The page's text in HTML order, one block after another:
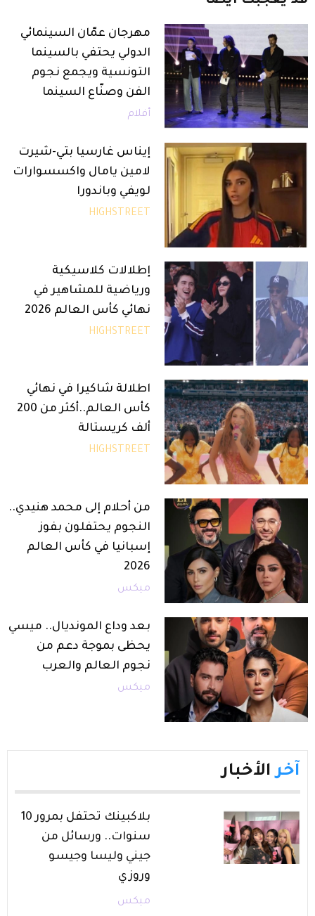
مهرجان عمّان السينمائي
الدولي يحتفي بالسينما
التونسية ويجمع نجوم
الفن وصنّاع السينما
أفلام
إيناس غارسيا بتي-شيرت
لامين يامال واكسسوارات
لويفي وباندورا
HIGHSTREET
إطلالات كلاسيكية
ورياضية للمشاهير في
نهائي كأس العالم 2026
HIGHSTREET
اطلالة شاكيرا في نهائي
كأس العالم..أكثر من 200
ألف كريستالة
HIGHSTREET
من أحلام إلى محمد هنيدي..
النجوم يحتفلون بفوز
إسبانيا في كأس العالم
2026
ميكس
بعد وداع المونديال.. ميسي
يحظى بموجة دعم من
نجوم العالم والعرب
ميكس
آخر الأخبار
بلاكبينك تحتفل بمرور 10
سنوات.. ورسائل من
جيني وليسا وجيسو
وروزي
ميكس